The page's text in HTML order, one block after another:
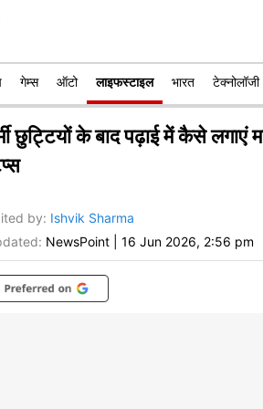
गेम्स ऑटो लाइफस्टाइल भारत टेक्नोलॉजी
छुट्टियों के बाद पढ़ाई में कैसे
by: Ishvik Sharma
NewsPoint 16 Jun 2026, 2:56 pm